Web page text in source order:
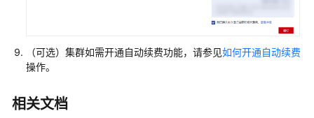
量
扩
（可选）集群如需开通自动续费功能，请参见如何开通自动续费
操作。
相关文档